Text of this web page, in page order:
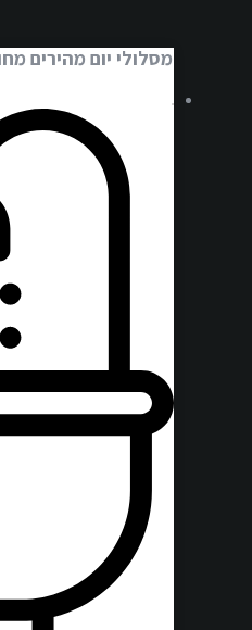
מסלולי יום מהירים